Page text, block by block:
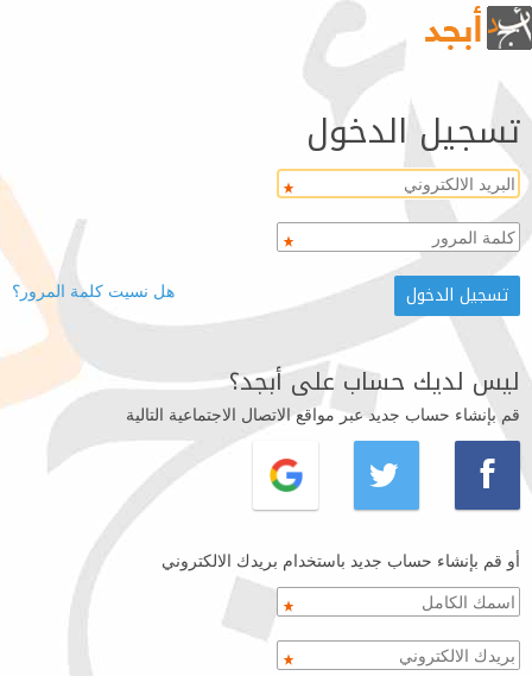
تسجيل الدخول
هل نسيت كلمة المرور؟
ليس لديك حساب على أبجد؟
قم بإنشاء حساب جديد عبر مواقع الاتصال الاجتماعية التالية
أو قم بإنشاء حساب جديد باستخدام بريدك الالكتروني